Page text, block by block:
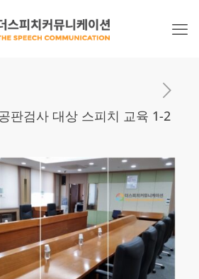
판검사 대상 스피치 교육 1-2